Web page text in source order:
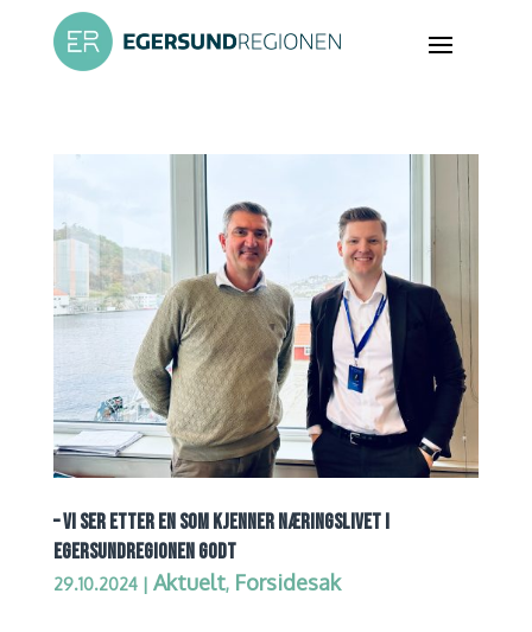
– VI SER ETTER EN SOM KJENNER NÆRINGSLIVET I
EGERSUNDREGIONEN GODT
29.10.2024| Aktuelt, Forsidesak